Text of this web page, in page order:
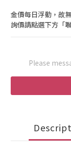
金價每日浮動，故
詢價請點選下方「
Please